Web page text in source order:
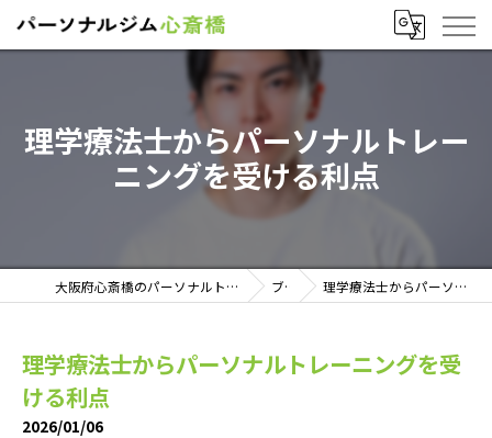
理学療法士からパーソナルトレー
ニングを受ける利点
大阪府心斎橋のパーソナルトレーニングならパーソナルジム心斎橋 ブログ 理学療法士からパーソナルトレーニングを受ける利点
理学療法士からパーソナルトレーニングを受
ける利点
2026/01/06